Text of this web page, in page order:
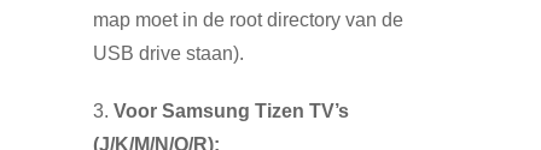
map moet in de root directory van de
USB drive staan).
3.Voor Samsung Tizen TV’s
(J/K/M/N/Q/R):